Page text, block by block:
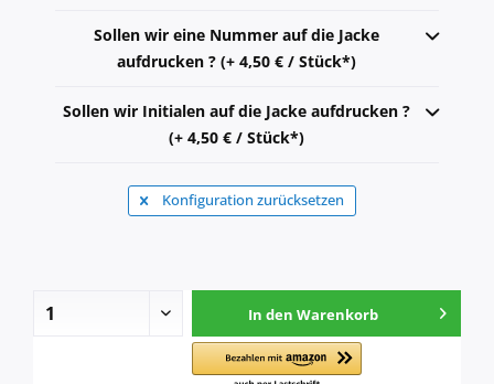
Sollen wir eine Nummer auf die Jacke
aufdrucken ? (+ 4,50 € / Stück*)
Sollen wir Initialen auf die Jacke aufdrucken ?
(+ 4,50 € / Stück*)
Konfiguration zurücksetzen
In den Warenkorb